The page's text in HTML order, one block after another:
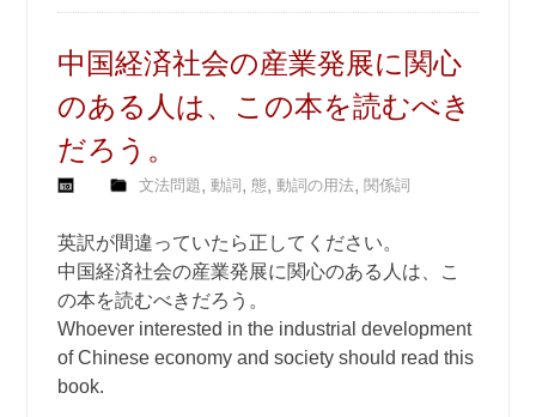
中国経済社会の産業発展に関心
のある人は、この本を読むべき
だろう。
文法問題,動詞 ,態,動詞の用法,関係詞
英訳が間違っていたら正してください。
中国経済社会の産業発展に関心のある人は、こ
の本を読むべきだろう。
Whoever interested in the industrial development
of Chinese economy and society should read this
book.